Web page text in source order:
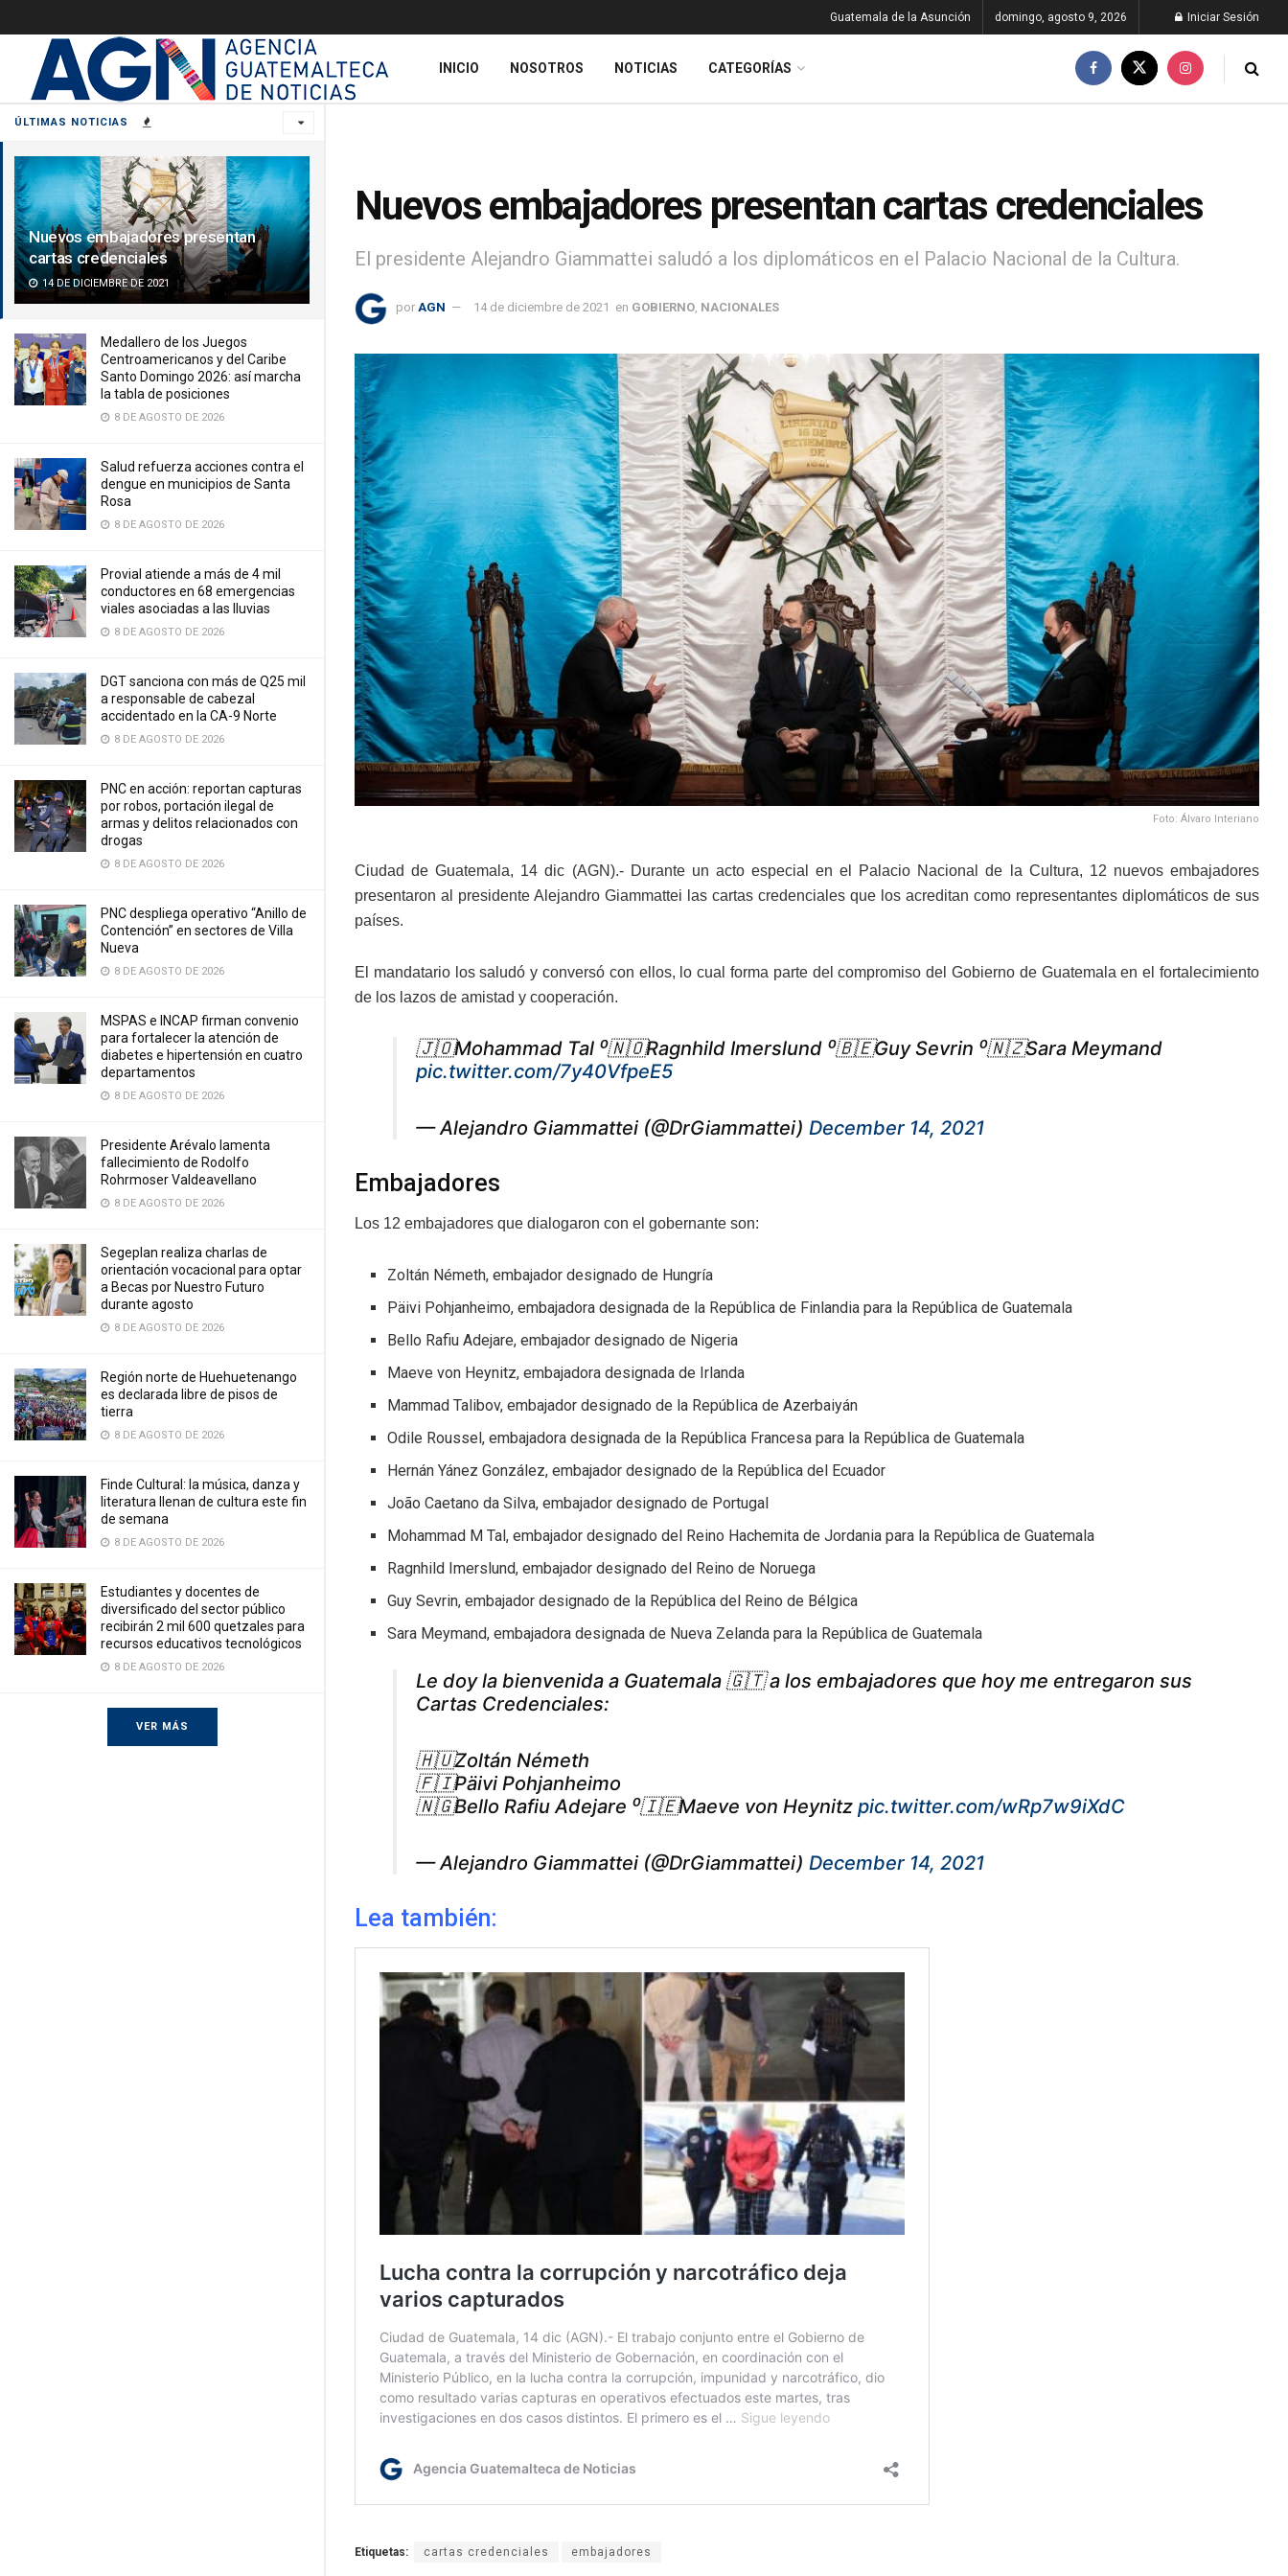
ÚLTIMAS NOTICIAS
Nuevos embajadores presentan
cartas credenciales
14 DE DICIEMBRE DE 2021
Medallero de los Juegos
Centroamericanos y del Caribe
Santo Domingo 2026: así marcha
la tabla de posiciones
8 DE AGOSTO DE 2026
Salud refuerza acciones contra el
dengue en municipios de Santa
Rosa
8 DE AGOSTO DE 2026
Provial atiende a más de 4 mil
conductores en 68 emergencias
viales asociadas a las lluvias
8 DE AGOSTO DE 2026
DGT sanciona con más de Q25 mil
a responsable de cabezal
accidentado en la CA-9 Norte
8 DE AGOSTO DE 2026
PNC en acción: reportan capturas
por robos, portación ilegal de
armas y delitos relacionados con
drogas
8 DE AGOSTO DE 2026
PNC despliega operativo “Anillo de
Contención” en sectores de Villa
Nueva
8 DE AGOSTO DE 2026
MSPAS e INCAP firman convenio
para fortalecer la atención de
diabetes e hipertensión en cuatro
departamentos
8 DE AGOSTO DE 2026
Presidente Arévalo lamenta
fallecimiento de Rodolfo
Rohrmoser Valdeavellano
8 DE AGOSTO DE 2026
Segeplan realiza charlas de
orientación vocacional para optar
a Becas por Nuestro Futuro
durante agosto
8 DE AGOSTO DE 2026
Región norte de Huehuetenango
es declarada libre de pisos de
tierra
8 DE AGOSTO DE 2026
Finde Cultural: la música, danza y
literatura llenan de cultura este fin
de semana
8 DE AGOSTO DE 2026
Estudiantes y docentes de
diversificado del sector público
recibirán 2 mil 600 quetzales para
recursos educativos tecnológicos
8 DE AGOSTO DE 2026
VER MÁS
Guatemala de la Asunción domingo, agosto 9, 2026 Iniciar Sesión
INICIO NOSOTROS NOTICIAS CATEGORÍAS
Nuevos embajadores presentan cartas credenciales
El presidente Alejandro Giammattei saludó a los diplomáticos en el Palacio Nacional de la Cultura.
por AGN 14 de diciembre de 2021 en GOBIERNO NACIONALES
Foto: Álvaro Interiano
Ciudad de Guatemala, 14 dic (AGN).- Durante un acto especial en el Palacio Nacional de la Cultura, 12 nuevos embajadores
presentaron al presidente Alejandro Giammattei las cartas credenciales que los acreditan como representantes diplomáticos de sus
países.
El mandatario los saludó y conversó con ellos, lo cual forma parte del compromiso del Gobierno de Guatemala en el fortalecimiento
de los lazos de amistad y cooperación.
🇯🇴Mohammad Tal ⁰🇳🇴Ragnhild Imerslund ⁰🇧🇪Guy Sevrin ⁰🇳🇿Sara Meymand
pic.twitter.com/7y40VfpeE5
— Alejandro Giammattei (@DrGiammattei) December 14, 2021
Embajadores
Los 12 embajadores que dialogaron con el gobernante son:
Zoltán Németh, embajador designado de Hungría
Päivi Pohjanheimo, embajadora designada de la República de Finlandia para la República de Guatemala
Bello Rafiu Adejare, embajador designado de Nigeria
Maeve von Heynitz, embajadora designada de Irlanda
Mammad Talibov, embajador designado de la República de Azerbaiyán
Odile Roussel, embajadora designada de la República Francesa para la República de Guatemala
Hernán Yánez González, embajador designado de la República del Ecuador
João Caetano da Silva, embajador designado de Portugal
Mohammad M Tal, embajador designado del Reino Hachemita de Jordania para la República de Guatemala
Ragnhild Imerslund, embajador designado del Reino de Noruega
Guy Sevrin, embajador designado de la República del Reino de Bélgica
Sara Meymand, embajadora designada de Nueva Zelanda para la República de Guatemala
Le doy la bienvenida a Guatemala 🇬🇹 a los embajadores que hoy me entregaron sus
Cartas Credenciales:
🇭🇺Zoltán Németh
🇫🇮Päivi Pohjanheimo
🇳🇬Bello Rafiu Adejare ⁰🇮🇪Maeve von Heynitz pic.twitter.com/wRp7w9iXdC
— Alejandro Giammattei (@DrGiammattei) December 14, 2021
Lea también:
Etiquetas: cartas credenciales embajadores